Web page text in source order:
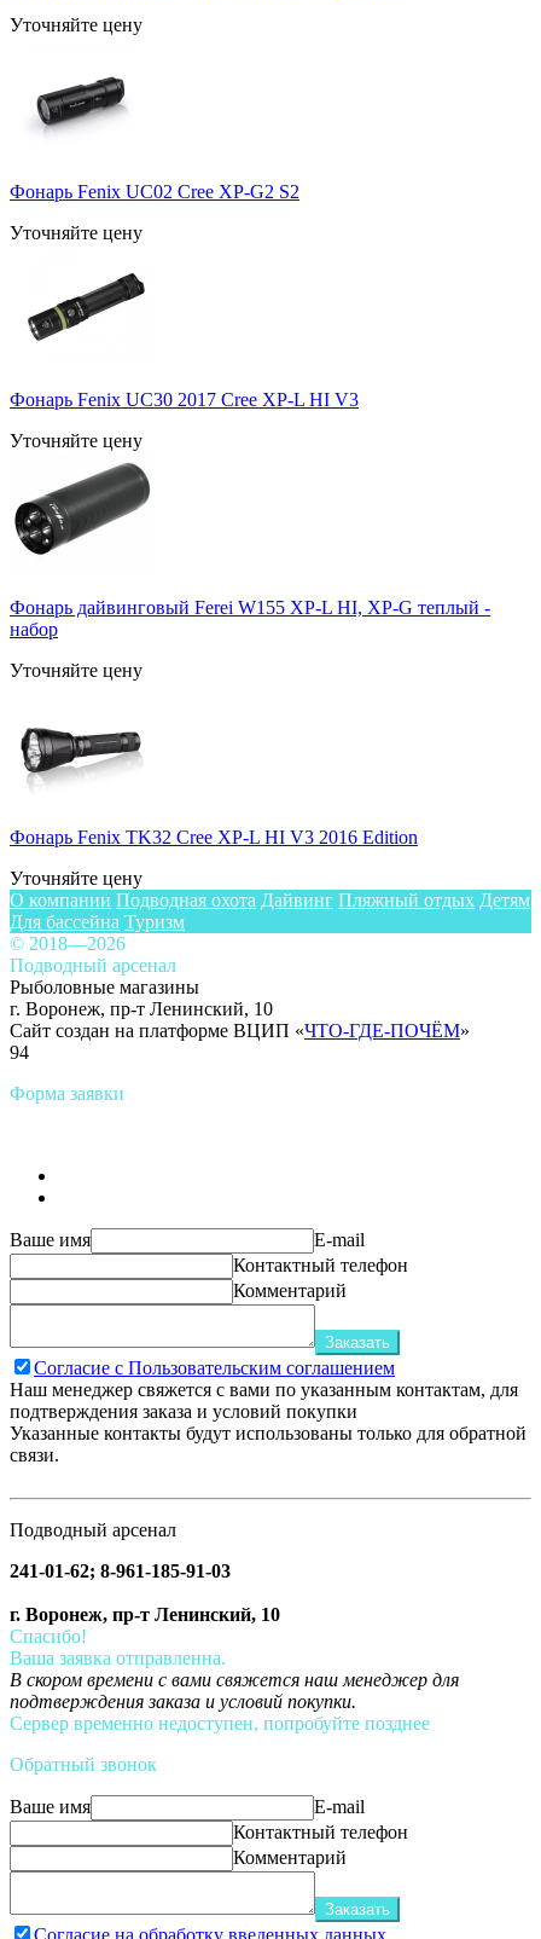
Уточняйте цену
Фонарь Fenix UC02 Cree XP-G2 S2
Уточняйте цену
Фонарь Fenix UC30 2017 Cree XP-L HI V3
Уточняйте цену
Фонарь дайвинговый Ferei W155 XP-L HI, XP-G теплый -
набор
Уточняйте цену
Фонарь Fenix TK32 Cree XP-L HI V3 2016 Edition
Уточняйте цену
О компании Подводная охота Дайвинг Пляжный отдых Детям
Для бассейна Туризм
© 2018—2026
Подводный арсенал
Рыболовные магазины
г. Воронеж, пр-т Ленинский, 10
Сайт создан на платформе ВЦИП «ЧТО-ГДЕ-ПОЧЁМ»
94
Форма заявки
Ваше имя
E-mail
Контактный телефон
Комментарий
Заказать
Согласие с Пользовательским соглашением
Наш менеджер свяжется с вами по указанным контактам, для
подтверждения заказа и условий покупки
Указанные контакты будут использованы только для обратной
связи.
Подводный арсенал
241-01-62; 8-961-185-91-03
г. Воронеж, пр-т Ленинский, 10
Спасибо!
Ваша заявка отправленна.
В скором времени с вами свяжется наш менеджер для
подтверждения заказа и условий покупки.
Сервер временно недоступен, попробуйте позднее
Обратный звонок
Ваше имя
E-mail
Контактный телефон
Комментарий
Заказать
Согласие на обработку введенных данных